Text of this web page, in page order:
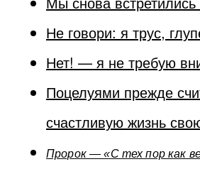
Не говори: я трус,
Нет! — я не требую
Поцелуями прежде
счастливую жизнь
Пророк — «С тех пор как